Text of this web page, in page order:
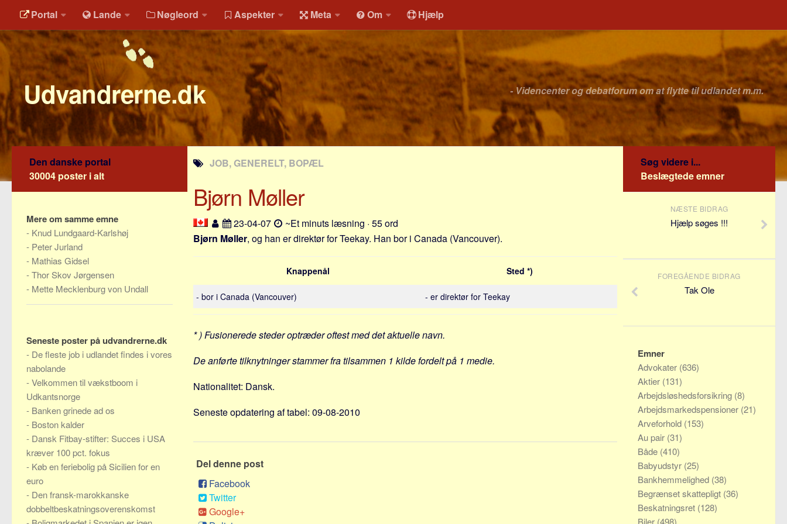
Portal Lande Nøgleord Aspekter Meta Om Hjælp
Udvandrerne.dk - Videncenter og debatforum om at flytte til udlandet m.m.
JOB, GENERELT, BOPÆL
Bjørn Møller
23-04-07
~Et minuts læsning · 55 ord
Bjørn Møller, og han er direktør for Teekay. Han bor i Canada (Vancouver).
Knappenål Sted *)
- bor i Canada (Vancouver) - er direktør for Teekay
* ) Fusionerede steder optræder oftest med det aktuelle navn.
De anførte tilknytninger stammer fra tilsammen 1 kilde fordelt på 1 medie.
Nationalitet: Dansk.
Seneste opdatering af tabel: 09-08-2010
Del denne post
Facebook
Twitter
Google+
Den danske portal
30004 poster i alt
Mere om samme emne
- Knud Lundgaard-Karlshøj
- Peter Jurland
- Mathias Gidsel
-Thor Skov Jørgensen
- Mette Mecklenburg von Undall
Seneste poster på udvandrerne.dk
- De fleste job i udlandet findes i vores
nabolande
-Velkommen til vækstboom i
Udkantsnorge
- Banken grinede ad os
- Boston kalder
- Dansk Fitbay-stifter: Succes i USA
kræver 100 pct. fokus
- Køb en feriebolig på Sicilien for en
euro
- Den fransk-marokkanske
dobbeltbeskatningsoverenskomst
Søg videre i...
Beslægtede emner
NÆSTE BIDRAG
Hjælp søges !!!
FOREGÅENDE BIDRAG
Tak Ole
Emner
Advokater (636)
Aktier (131)
Arbejdsløshedsforsikring (8)
Arbejdsmarkedspensioner (21)
Arveforhold (153)
Au pair (31)
Både (410)
Babyudstyr (25)
Bankhemmelighed (38)
Begrænset skattepligt (36)
Beskatningsret (128)
Biler (498)